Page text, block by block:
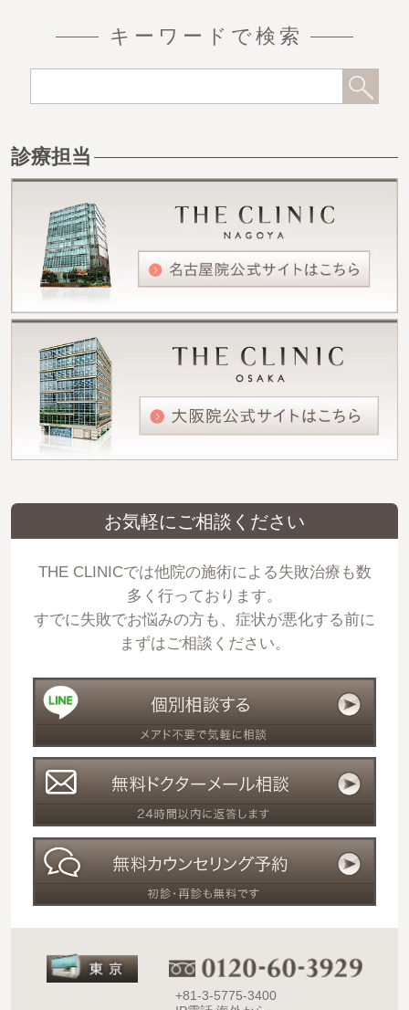
キーワードで検索
診療担当
お気軽にご相談ください
THE CLINICでは他院の施術による失敗治療も数
多く行っております。
すでに失敗でお悩みの方も、症状が悪化する前に
まずはご相談ください。
+81-3-5775-3400